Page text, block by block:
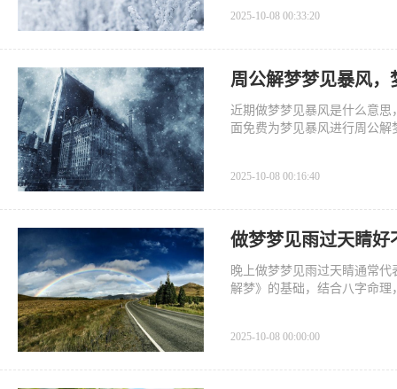
2025-10-08 00:33:20
周公解梦梦见暴风
近期做梦梦见暴风是什么意
面免费为梦见暴风进行周公
2025-10-08 00:16:40
做梦梦见雨过天睛
晚上做梦梦见雨过天睛通常
解梦》的基础，结合八字命
2025-10-08 00:00:00